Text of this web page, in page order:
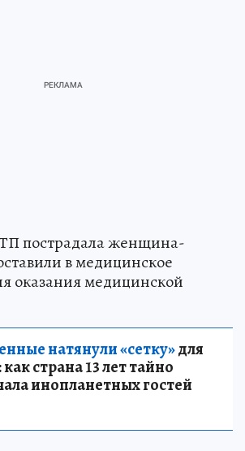
пострадала женщина-
в медицинское
оказания медицинской
натянули «сетку»для
страна 13 лет тайно
инопланетных гостей